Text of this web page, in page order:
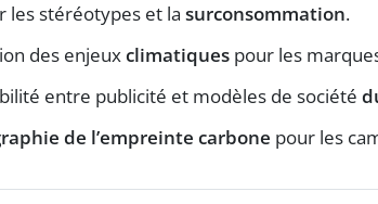
les stéréotypes et la surconsommation.
des enjeuxclimatiques pour les
entre publicité et modèles de société
de l’empreinte carbone pour les